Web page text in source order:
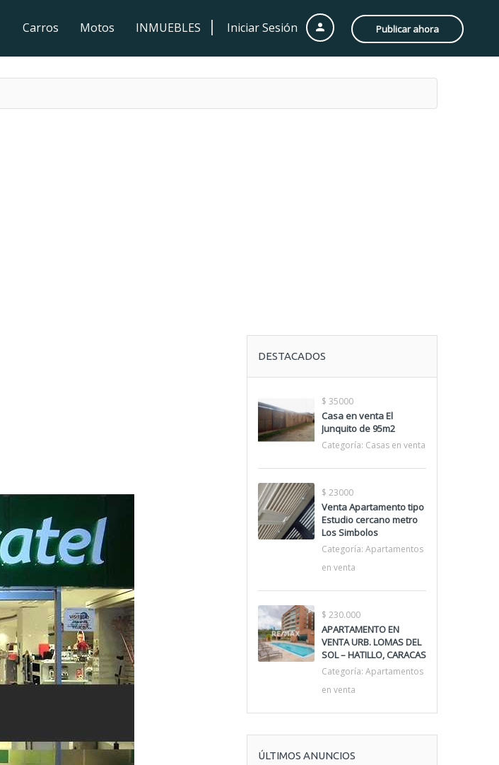
Iniciar Sesión Publicar ahora
Carros Motos INMUEBLES
DESTACADOS
$ 35000
Casa en venta El
Junquito de 95m2
Categoría: Casas en venta
$ 23000
Venta Apartamento tipo
Estudio cercano metro
Los Simbolos
Categoría: Apartamentos
en venta
$ 230.000
APARTAMENTO EN
VENTA URB. LOMAS DEL
SOL – HATILLO, CARACAS
Categoría: Apartamentos
en venta
ÚLTIMOS ANUNCIOS